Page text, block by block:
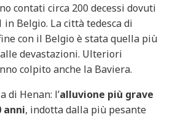
contati circa 200 decessi dovuti
in Belgio. La città tedesca di
con il Belgio è stata quella più
devastazioni. Ulteriori
colpito anche la Baviera.
di Henan: l’alluvione più grave
anni, indotta dalla più pesante